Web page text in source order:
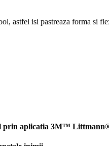
astfel isi pastreaza forma si
prin aplicatia 3M™